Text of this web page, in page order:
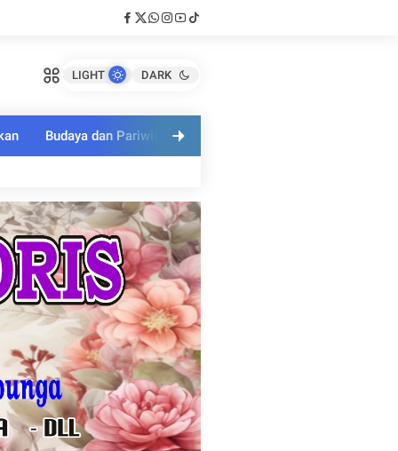
LIGHT DARK
Budaya dan Pariwisata